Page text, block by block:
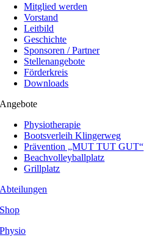
Mitglied werden
Vorstand
Leitbild
Geschichte
Sponsoren / Partner
Stellenangebote
Förderkreis
Downloads
Angebote
Physiotherapie
Bootsverleih Klingerweg
Prävention „MUT TUT GUT“
Beachvolleyballplatz
Grillplatz
Abteilungen
Shop
Physio